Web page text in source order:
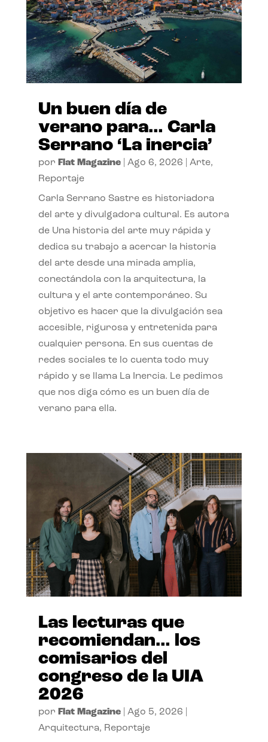
Un buen día de
verano para… Carla
Serrano ‘La inercia’
por Flat Magazine| Ago 6, 2026 Arte,
Reportaje
Carla Serrano Sastre es historiadora
del arte y divulgadora cultural. Es autora
de Una historia del arte muy rápida y
dedica su trabajo a acercar la historia
del arte desde una mirada amplia,
conectándola con la arquitectura, la
cultura y el arte contemporáneo. Su
objetivo es hacer que la divulgación sea
accesible, rigurosa y entretenida para
cualquier persona. En sus cuentas de
redes sociales te lo cuenta todo muy
rápido y se llama La Inercia. Le pedimos
que nos diga cómo es un buen día de
verano para ella.
Las lecturas que
recomiendan… los
comisarios del
congreso de la UIA
2026
por Flat Magazine| Ago 5, 2026
Arquitectura, Reportaje